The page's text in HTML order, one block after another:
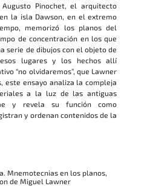
Pinochet, el arquitecto
la isla Dawson, en el extremo
memorizó los planos del
de concentración en los que
serie de dibujos con el objeto de
lugares y los hechos allí
“no olvidaremos”, que Lawner
este ensayo analiza la compleja
a la luz de las antiguas
y revela su función como
y ordenan contenidos de la
Mnemotecnias en los planos,
de Miguel Lawner